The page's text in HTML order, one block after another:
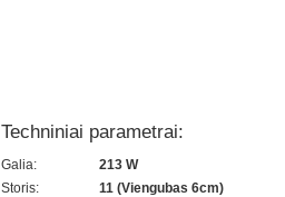
Techniniai parametrai:
Galia:
213 W
Storis:
11 (Viengubas 6cm)